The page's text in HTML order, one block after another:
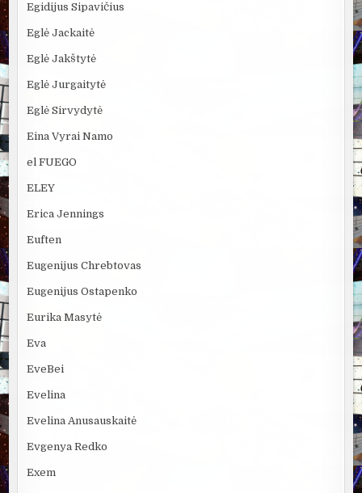
Egidijus Sipavičius
Eglė Jackaitė
Eglė Jakštytė
Eglė Jurgaitytė
Eglė Sirvydytė
Eina Vyrai Namo
el FUEGO
ELEY
Erica Jennings
Euften
Eugenijus Chrebtovas
Eugenijus Ostapenko
Eurika Masytė
Eva
EveBei
Evelina
Evelina Anusauskaitė
Evgenya Redko
Exem